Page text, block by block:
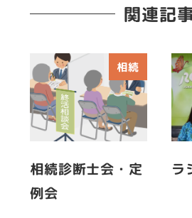
関連記
相続
相続診断士会・定
例会
ラ